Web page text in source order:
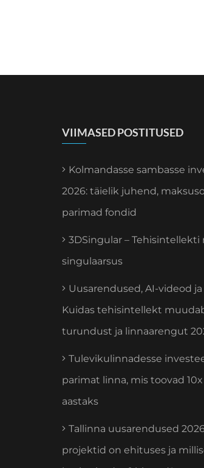
VIIMASED POSTITUSED
Kolmandasse sambasse
2026: täielik juhend,
parimad fondid
3DSingular – Tehisintellekti
singulaarsus
Uusarendused, AI-videod
Kuidas tehisintellekt
turundust ja linnaarengut
Tulevikulinnadesse
parimat linna, mis toovad
aastaks
Tallinna uusarendused
projektid on ehituses ja